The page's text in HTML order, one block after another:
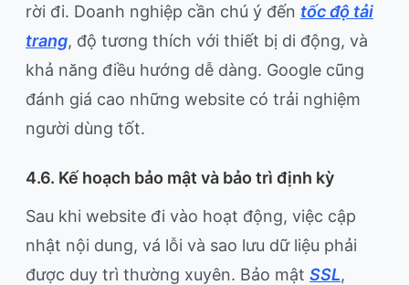
rời đi. Doanh nghiệp cần chú ý đến tốc độ tải
trang, độ tương thích với thiết bị di động, và
khả năng điều hướng dễ dàng. Google cũng
đánh giá cao những website có trải nghiệm
người dùng tốt.
4.6. Kế hoạch bảo mật và bảo trì định kỳ
Sau khi website đi vào hoạt động, việc cập
nhật nội dung, vá lỗi và sao lưu dữ liệu phải
được duy trì thường xuyên. Bảo mật SSL,